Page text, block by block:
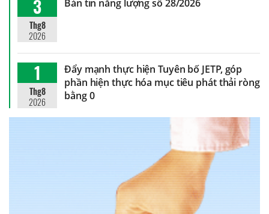
3
Thg8
2026
Bản tin năng lượng số 28/2026
1
Thg8
2026
Đẩy mạnh thực hiện Tuyên bố JETP, góp
phần hiện thực hóa mục tiêu phát thải ròng
bằng 0